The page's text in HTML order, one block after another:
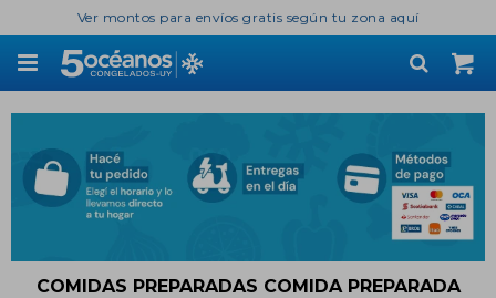
Ver montos para envíos gratis según tu zona aquí

COMIDAS PREPARADAS COMIDA PREPARADA